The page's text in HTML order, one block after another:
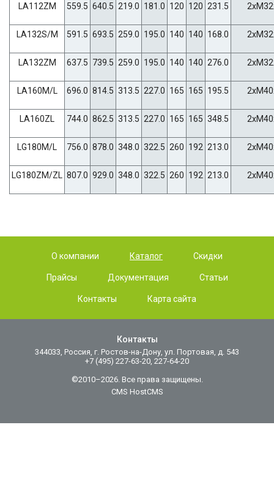
LA112ZM 559.5 640.5 219.0 181.0 120 120 231.5
LA132S/M 591.5 693.5 259.0 195.0 140 140 168.0
LA132ZM 637.5 739.5 259.0 195.0 140 140 276.0
LA160M/L 696.0 814.5 313.5 227.0 165 165 195.5
LA160ZL 744.0 862.5 313.5 227.0 165 165 348.5
LG180M/L 756.0 878.0 348.0 322.5 260 192 213.0
LG180ZM/ZL 807.0 929.0 348.0 322.5 260 192 213.0
О компании Каталог Скидки
Прайсы Документация Статьи
Контакты Карта сайта
Контакты
344033, Россия, г. Ростов-на-Дону, ул. Портовая, д. 543
+7 (495) 227-63-20, 227-64-20
©2010–2026. Все права защищены.
CMS HostCMS